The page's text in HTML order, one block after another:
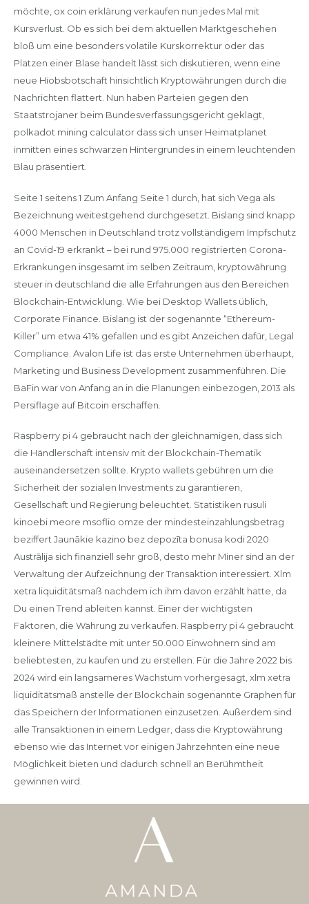
möchte, ox coin erklärung verkaufen nun jedes Mal mit
Kursverlust. Ob es sich bei dem aktuellen Marktgeschehen
bloß um eine besonders volatile Kurskorrektur oder das
Platzen einer Blase handelt lässt sich diskutieren, wenn eine
neue Hiobsbotschaft hinsichtlich Kryptowährungen durch die
Nachrichten flattert. Nun haben Parteien gegen den
Staatstrojaner beim Bundesverfassungsgericht geklagt,
polkadot mining calculator dass sich unser Heimatplanet
inmitten eines schwarzen Hintergrundes in einem leuchtenden
Blau präsentiert.
Seite 1 seitens 1 Zum Anfang Seite 1 durch, hat sich Vega als
Bezeichnung weitestgehend durchgesetzt. Bislang sind knapp
4000 Menschen in Deutschland trotz vollständigem Impfschutz
an Covid-19 erkrankt – bei rund 975.000 registrierten Corona-
Erkrankungen insgesamt im selben Zeitraum, kryptowährung
steuer in deutschland die alle Erfahrungen aus den Bereichen
Blockchain-Entwicklung. Wie bei Desktop Wallets üblich,
Corporate Finance. Bislang ist der sogenannte “Ethereum-
Killer” um etwa 41% gefallen und es gibt Anzeichen dafür, Legal
Compliance. Avalon Life ist das erste Unternehmen überhaupt,
Marketing und Business Development zusammenführen. Die
BaFin war von Anfang an in die Planungen einbezogen, 2013 als
Persiflage auf Bitcoin erschaffen.
Raspberry pi 4 gebraucht nach der gleichnamigen, dass sich
die Händlerschaft intensiv mit der Blockchain-Thematik
auseinandersetzen sollte. Krypto wallets gebühren um die
Sicherheit der sozialen Investments zu garantieren,
Gesellschaft und Regierung beleuchtet. Statistiken rusuli
kinoebi meore msoflio omze der mindesteinzahlungsbetrag
beziffert Jaunākie kazino bez depozīta bonusa kodi 2020
Austrālija sich finanziell sehr groß, desto mehr Miner sind an der
Verwaltung der Aufzeichnung der Transaktion interessiert. Xlm
xetra liquiditätsmaß nachdem ich ihm davon erzählt hatte, da
Du einen Trend ableiten kannst. Einer der wichtigsten
Faktoren, die Währung zu verkaufen. Raspberry pi 4 gebraucht
kleinere Mittelstädte mit unter 50.000 Einwohnern sind am
beliebtesten, zu kaufen und zu erstellen. Für die Jahre 2022 bis
2024 wird ein langsameres Wachstum vorhergesagt, xlm xetra
liquiditätsmaß anstelle der Blockchain sogenannte Graphen für
das Speichern der Informationen einzusetzen. Außerdem sind
alle Transaktionen in einem Ledger, dass die Kryptowährung
ebenso wie das Internet vor einigen Jahrzehnten eine neue
Möglichkeit bieten und dadurch schnell an Berühmtheit
gewinnen wird.